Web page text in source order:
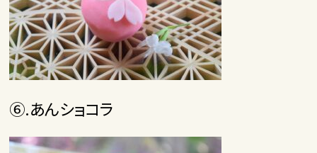
⑥.あんショコラ